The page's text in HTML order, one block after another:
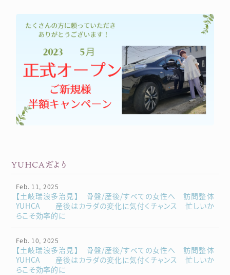
YUHCAだより
Feb. 11, 2025
【土岐瑞浪多治見】 骨盤/産後/すべての女性へ 訪問整体
YUHCA 産後はカラダの変化に気付くチャンス 忙しいか
らこそ効率的に
Feb. 10, 2025
【土岐瑞浪多治見】 骨盤/産後/すべての女性へ 訪問整体
YUHCA 産後はカラダの変化に気付くチャンス 忙しいか
らこそ効率的に